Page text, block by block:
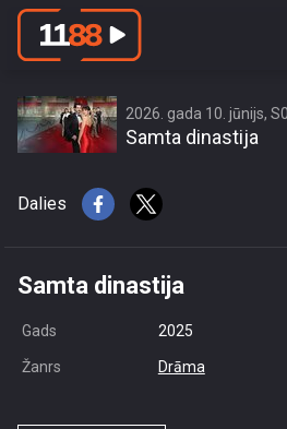
access this content
location or other
country is US and
2026. gada 10. jūnijs,
Samta dinastija
Dalies
Samta dinastija
Gads 2025
Žanrs Drāma